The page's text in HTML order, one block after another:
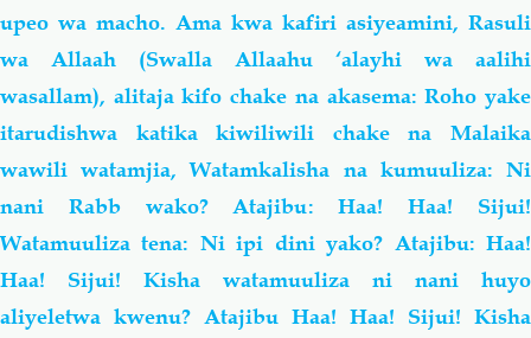
upeo wa macho. Ama kwa kafiri asiyeamini, Rasuli
wa Allaah (Swalla Allaahu ‘alayhi wa aalihi
wasallam), alitaja kifo chake na akasema: Roho yake
itarudishwa katika kiwiliwili chake na Malaika
wawili watamjia, Watamkalisha na kumuuliza: Ni
nani Rabb wako? Atajibu: Haa! Haa! Sijui!
Watamuuliza tena: Ni ipi dini yako? Atajibu: Haa!
Haa! Sijui! Kisha watamuuliza ni nani huyo
aliyeletwa kwenu? Atajibu Haa! Haa! Sijui! Kisha